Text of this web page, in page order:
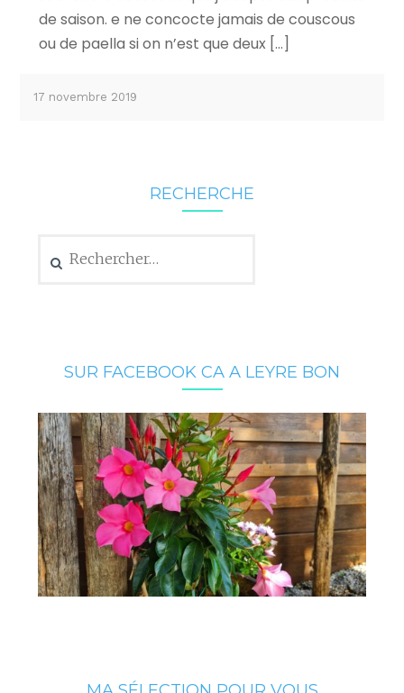
de saison. e ne concocte jamais de couscous
ou de paella si on n’est que deux […]
17 novembre 2019
RECHERCHE
SUR FACEBOOK CA A LEYRE BON